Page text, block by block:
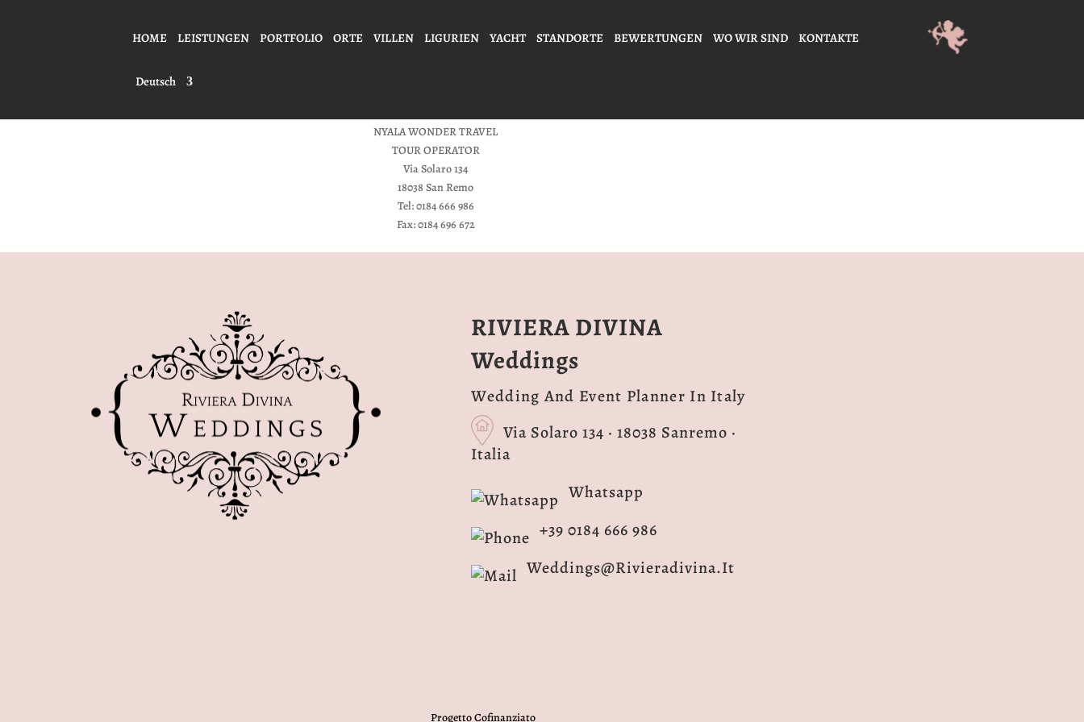
HOME LEISTUNGEN PORTFOLIO ORTE VILLEN LIGURIEN YACHT STANDORTE BEWERTUNGEN WO WIR SIND KONTAKTE
Deutsch
NYALA WONDER TRAVEL
TOUR OPERATOR
Via Solaro 134
18038 San Remo
Tel: 0184 666 986
Fax: 0184 696 672
RIVIERA DIVINA
Weddings
Wedding And Event Planner In Italy
Via Solaro 134 · 18038 Sanremo ·
Italia
Whatsapp
+39 0184 666 986
Weddings@rivieradivina.it
Progetto Cofinanziato